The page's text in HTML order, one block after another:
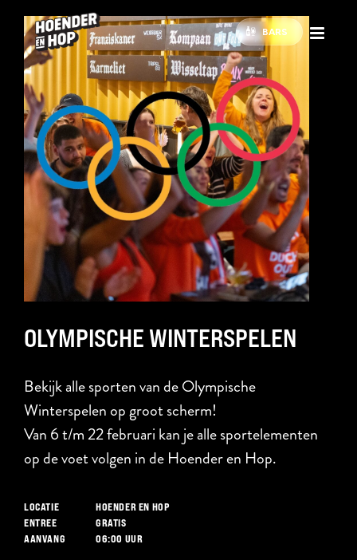
BARS
OLYMPISCHE WINTERSPELEN
Bekijk alle sporten van de Olympische
Winterspelen op groot scherm!
Van 6 t/m 22 februari kan je alle sportelementen
op de voet volgen in de Hoender en Hop.
LOCATIE
HOENDER EN HOP
ENTREE
GRATIS
AANVANG
06:00 UUR